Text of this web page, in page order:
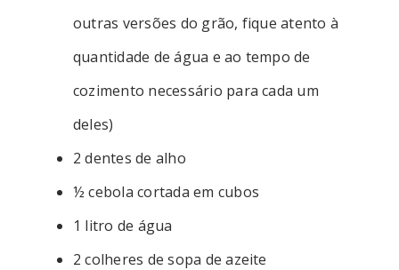
outras versões do grão, fique atento à
quantidade de água e ao tempo de
cozimento necessário para cada um
deles)
2 dentes de alho
½ cebola cortada em cubos
1 litro de água
2 colheres de sopa de azeite